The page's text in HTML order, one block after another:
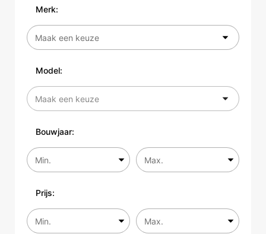
Merk:
Model:
Bouwjaar:
Prijs: